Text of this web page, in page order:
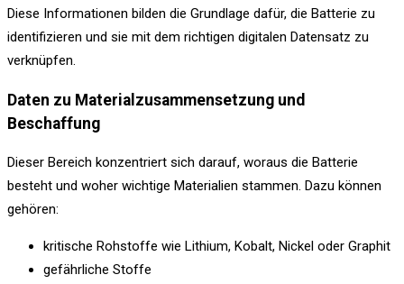
Diese Informationen bilden die Grundlage dafür, die Batterie zu
identifizieren und sie mit dem richtigen digitalen Datensatz zu
verknüpfen.
Daten zu Materialzusammensetzung und
Beschaffung
Dieser Bereich konzentriert sich darauf, woraus die Batterie
besteht und woher wichtige Materialien stammen. Dazu können
gehören:
kritische Rohstoffe wie Lithium, Kobalt, Nickel oder Graphit
gefährliche Stoffe